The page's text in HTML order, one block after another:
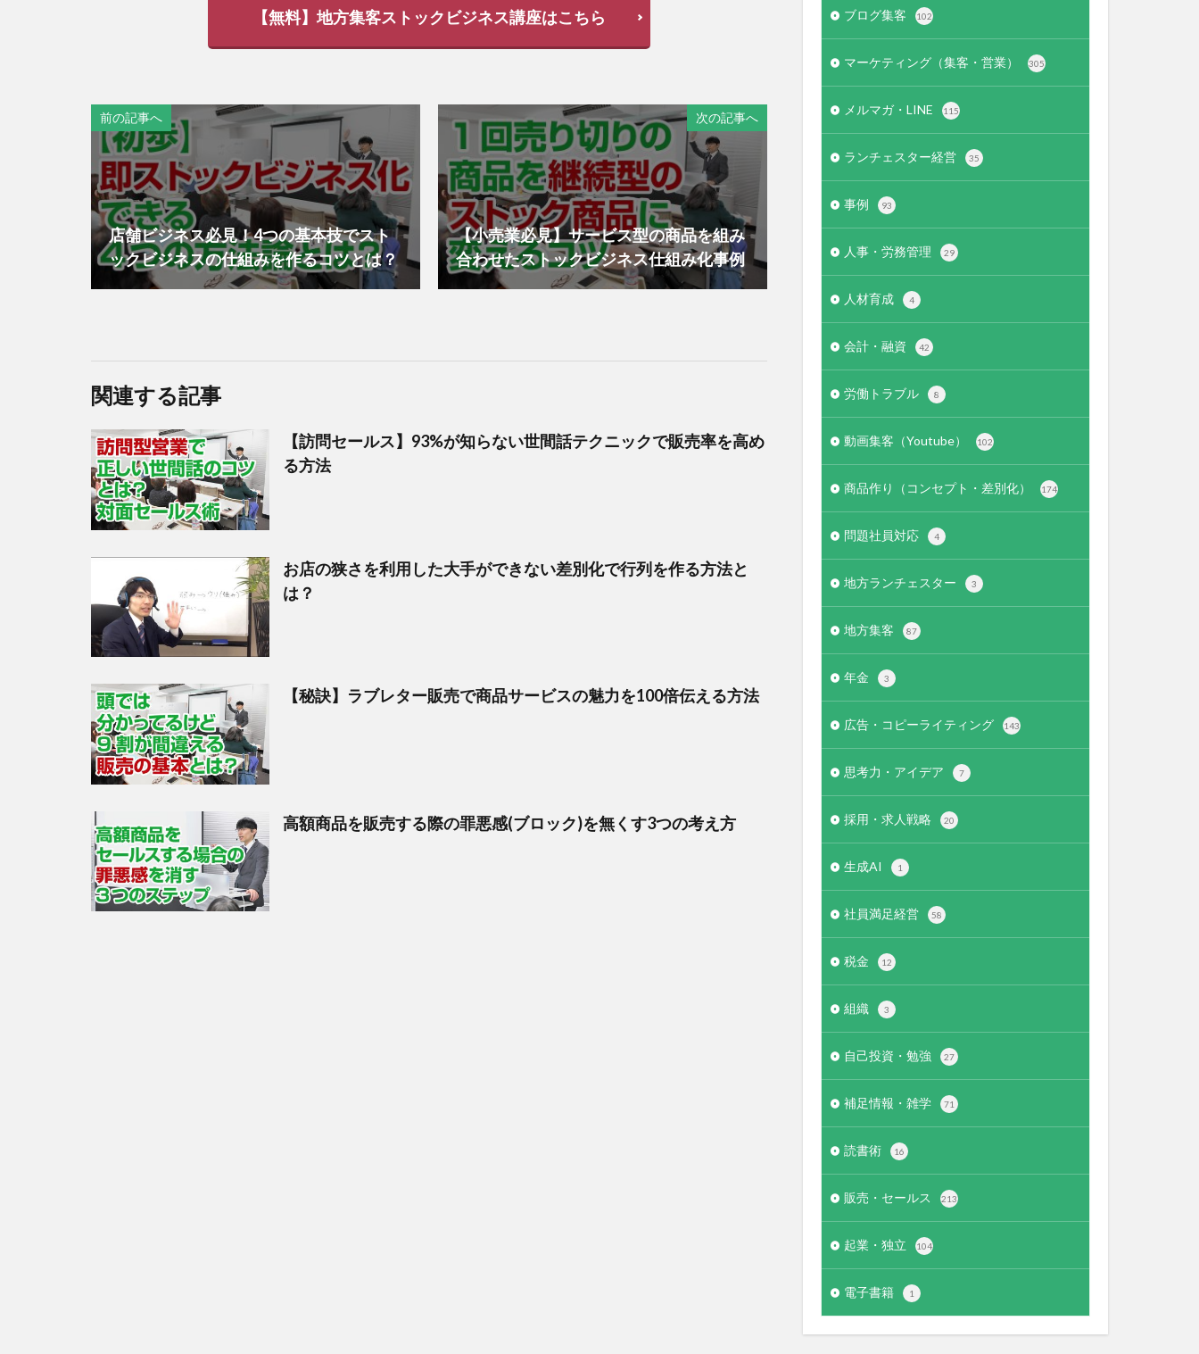
【無料】地方集客ストックビジネス講座はこちら
前の記事へ
店舗ビジネス必見！4つの基本技でスト
ックビジネスの仕組みを作るコツとは？
次の記事へ
【小売業必見】サービス型の商品を組み
合わせたストックビジネス仕組み化事例
関連する記事
【訪問セールス】93%が知らない世間話テクニックで販売率を高め
る方法
お店の狭さを利用した大手ができない差別化で行列を作る方法と
は？
【秘訣】ラブレター販売で商品サービスの魅力を100倍伝える方法
高額商品を販売する際の罪悪感(ブロック)を無くす3つの考え方
ブログ集客 102
マーケティング（集客・営業） 305
メルマガ・LINE 115
ランチェスター経営 35
事例 93
人事・労務管理 29
人材育成 4
会計・融資 42
労働トラブル 8
動画集客（Youtube） 102
商品作り（コンセプト・差別化） 174
問題社員対応 4
地方ランチェスター 3
地方集客 87
年金 3
広告・コピーライティング 143
思考力・アイデア 7
採用・求人戦略 20
生成AI 1
社員満足経営 58
税金 12
組織 3
自己投資・勉強 27
補足情報・雑学 71
読書術 16
販売・セールス 213
起業・独立 104
電子書籍 1